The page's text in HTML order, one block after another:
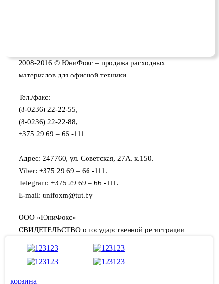
2008-2016 © ЮниФокс – продажа расходных
материалов для офисной техники
Тел./факс:
(8-0236) 22-22-55,
(8-0236) 22-22-88,
+375 29 69 – 66 -111
Адрес: 247760, ул. Советская, 27А, к.150.
Viber: +375 29 69 – 66 -111.
Telegram: +375 29 69 – 66 -111.
E-mail: unifoxm@tut.by
ООО «ЮниФокс»
СВИДЕТЕЛЬСТВО о государственной регистрации
- выдано Мозырским районным исполнительным
комитетом 13 января 2011 года,
- с регистрационным номером 490498376.
корзина